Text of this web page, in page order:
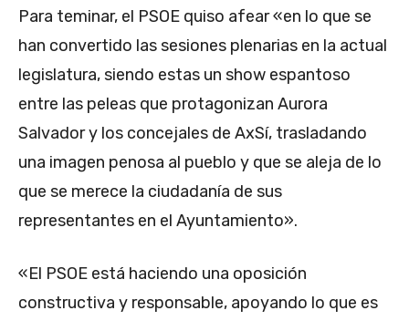
Para teminar, el PSOE quiso afear «en lo que se
han convertido las sesiones plenarias en la actual
legislatura, siendo estas un show espantoso
entre las peleas que protagonizan Aurora
Salvador y los concejales de AxSí, trasladando
una imagen penosa al pueblo y que se aleja de lo
que se merece la ciudadanía de sus
representantes en el Ayuntamiento».
«El PSOE está haciendo una oposición
constructiva y responsable, apoyando lo que es